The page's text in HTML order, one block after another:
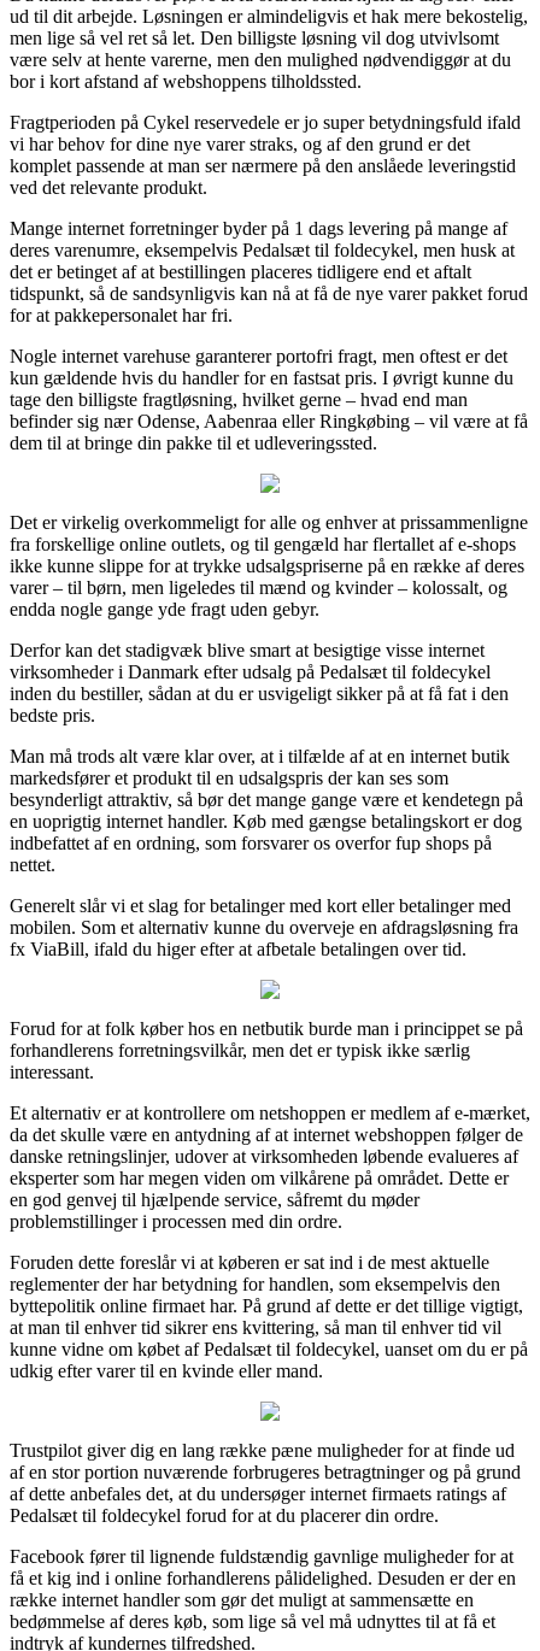
ud til dit arbejde. Løsningen er almindeligvis et hak mere bekostelig,
men lige så vel ret så let. Den billigste løsning vil dog utvivlsomt
være selv at hente varerne, men den mulighed nødvendiggør at du
bor i kort afstand af webshoppens tilholdssted.
Fragtperioden på Cykel reservedele er jo super betydningsfuld ifald
vi har behov for dine nye varer straks, og af den grund er det
komplet passende at man ser nærmere på den anslåede leveringstid
ved det relevante produkt.
Mange internet forretninger byder på 1 dags levering på mange af
deres varenumre, eksempelvis Pedalsæt til foldecykel, men husk at
det er betinget af at bestillingen placeres tidligere end et aftalt
tidspunkt, så de sandsynligvis kan nå at få de nye varer pakket forud
for at pakkepersonalet har fri.
Nogle internet varehuse garanterer portofri fragt, men oftest er det
kun gældende hvis du handler for en fastsat pris. I øvrigt kunne du
tage den billigste fragtløsning, hvilket gerne – hvad end man
befinder sig nær Odense, Aabenraa eller Ringkøbing – vil være at få
dem til at bringe din pakke til et udleveringssted.
Det er virkelig overkommeligt for alle og enhver at prissammenligne
fra forskellige online outlets, og til gengæld har flertallet af e-shops
ikke kunne slippe for at trykke udsalgspriserne på en række af deres
varer – til børn, men ligeledes til mænd og kvinder – kolossalt, og
endda nogle gange yde fragt uden gebyr.
Derfor kan det stadigvæk blive smart at besigtige visse internet
virksomheder i Danmark efter udsalg på Pedalsæt til foldecykel
inden du bestiller, sådan at du er usvigeligt sikker på at få fat i den
bedste pris.
Man må trods alt være klar over, at i tilfælde af at en internet butik
markedsfører et produkt til en udsalgspris der kan ses som
besynderligt attraktiv, så bør det mange gange være et kendetegn på
en uoprigtig internet handler. Køb med gængse betalingskort er dog
indbefattet af en ordning, som forsvarer os overfor fup shops på
nettet.
Generelt slår vi et slag for betalinger med kort eller betalinger med
mobilen. Som et alternativ kunne du overveje en afdragsløsning fra
fx ViaBill, ifald du higer efter at afbetale betalingen over tid.
Forud for at folk køber hos en netbutik burde man i princippet se på
forhandlerens forretningsvilkår, men det er typisk ikke særlig
interessant.
Et alternativ er at kontrollere om netshoppen er medlem af e-mærket,
da det skulle være en antydning af at internet webshoppen følger de
danske retningslinjer, udover at virksomheden løbende evalueres af
eksperter som har megen viden om vilkårene på området. Dette er
en god genvej til hjælpende service, såfremt du møder
problemstillinger i processen med din ordre.
Foruden dette foreslår vi at køberen er sat ind i de mest aktuelle
reglementer der har betydning for handlen, som eksempelvis den
byttepolitik online firmaet har. På grund af dette er det tillige vigtigt,
at man til enhver tid sikrer ens kvittering, så man til enhver tid vil
kunne vidne om købet af Pedalsæt til foldecykel, uanset om du er på
udkig efter varer til en kvinde eller mand.
Trustpilot giver dig en lang række pæne muligheder for at finde ud
af en stor portion nuværende forbrugeres betragtninger og på grund
af dette anbefales det, at du undersøger internet firmaets ratings af
Pedalsæt til foldecykel forud for at du placerer din ordre.
Facebook fører til lignende fuldstændig gavnlige muligheder for at
få et kig ind i online forhandlerens pålidelighed. Desuden er der en
række internet handler som gør det muligt at sammensætte en
bedømmelse af deres køb, som lige så vel må udnyttes til at få et
indtryk af kundernes tilfredshed.